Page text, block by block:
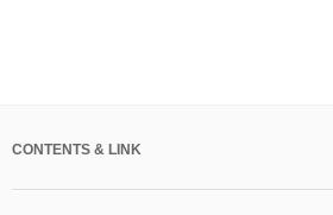
CONTENTS & LINK